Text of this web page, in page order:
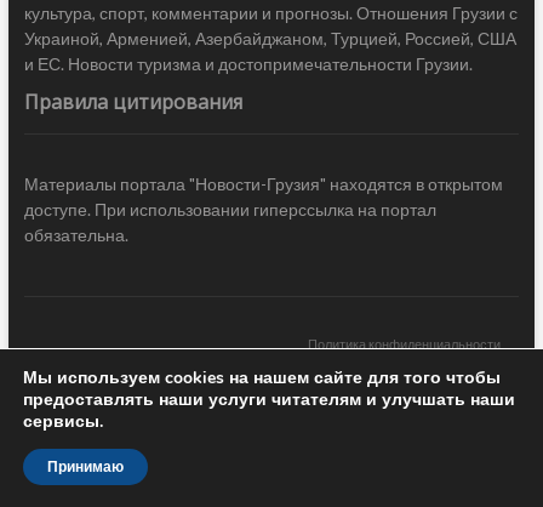
культура, спорт, комментарии и прогнозы. Отношения Грузии с
Украиной, Арменией, Азербайджаном, Турцией, Россией, США
и ЕС. Новости туризма и достопримечательности Грузии.
Правила цитирования
Материалы портала "Новости-Грузия" находятся в открытом
доступе. При использовании гиперссылка на портал
обязательна.
Политика конфиденциальности
Новости Грузии| Black Sea Press LTD © 2020 All Rights Reserved /
Design & development —
Мы используем cookies на нашем сайте для того чтобы
предоставлять наши услуги читателям и улучшать наши
сервисы.
Принимаю